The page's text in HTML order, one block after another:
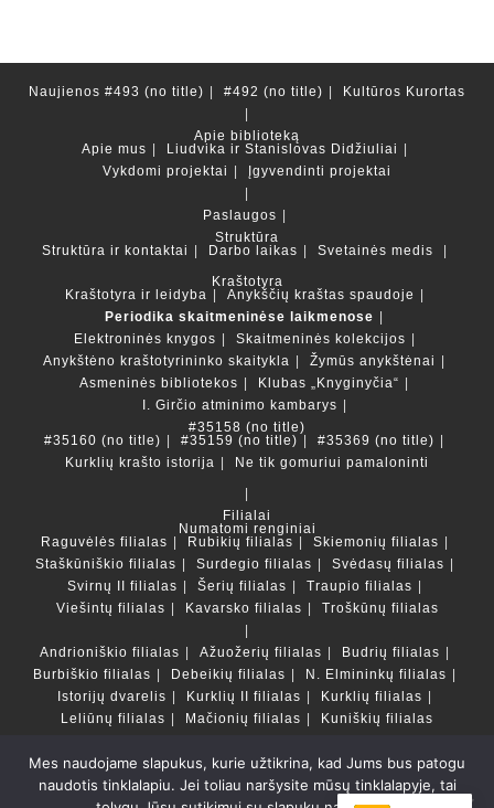
Naujienos #493 (no title) #492 (no title) Kultūros Kurortas
Apie biblioteką
Apie mus
Liudvika ir Stanislovas Didžiuliai
Vykdomi projektai
Įgyvendinti projektai
Paslaugos
Struktūra
Struktūra ir kontaktai
Darbo laikas
Svetainės medis
Kraštotyra
Kraštotyra ir leidyba
Anykščių kraštas spaudoje
Periodika skaitmeninėse laikmenose
Elektroninės knygos
Skaitmeninės kolekcijos
Anykštėno kraštotyrininko skaitykla
Žymūs anykštėnai
Asmeninės bibliotekos
Klubas „Knyginyčia“
I. Girčio atminimo kambarys
#35158 (no title)
#35160 (no title)
#35159 (no title)
#35369 (no title)
Kurklių krašto istorija
Ne tik gomuriui pamaloninti
Filialai
Numatomi renginiai
Raguvėlės filialas
Rubikių filialas
Skiemonių filialas
Staškūniškio filialas
Surdegio filialas
Svėdasų filialas
Svirnų II filialas
Šerių filialas
Traupio filialas
Viešintų filialas
Kavarsko filialas Troškūnų filialas
Andrioniškio filialas Ažuožerių filialas
Budrių filialas
Burbiškio filialas
Debeikių filialas
N. Elmininkų filialas
Istorijų dvarelis
Kurklių II filialas
Kurklių filialas
Leliūnų filialas
Mačionių filialas Kuniškių filialas
Duomenų bazės ir katalogai
LT
Mes naudojame slapukus, kurie užtikrina, kad Jums bus patogu
naudotis tinklalapiu. Jei toliau naršysite mūsų tinklalapyje, tai